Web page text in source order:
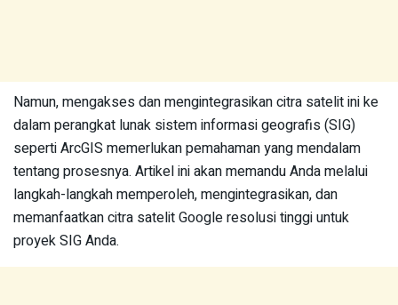
Namun, mengakses dan mengintegrasikan citra satelit ini ke
dalam perangkat lunak sistem informasi geografis (SIG)
seperti ArcGIS memerlukan pemahaman yang mendalam
tentang prosesnya. Artikel ini akan memandu Anda melalui
langkah-langkah memperoleh, mengintegrasikan, dan
memanfaatkan citra satelit Google resolusi tinggi untuk
proyek SIG Anda.